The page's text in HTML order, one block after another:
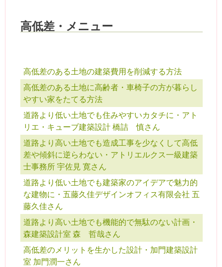
高低差・メニュー
高低差のある土地の建築費用を削減する方法
高低差のある土地に高齢者・車椅子の方が暮らし
やすい家をたてる方法
道路より低い土地でも住みやすいカタチに・アト
リエ・キューブ建築設計 橋詰 慎さん
道路より高い土地でも造成工事を少なくして高低
差や傾斜に逆らわない・アトリエルクス一級建築
士事務所 宇佐見 寛さん
道路より低い土地でも建築家のアイデアで魅力的
な建物に・五藤久佳デザインオフィス有限会社 五
藤久佳さん
道路より高い土地でも機能的で無駄のない計画・
森建築設計室 森 哲哉さん
高低差のメリットを生かした設計・加門建築設計
室 加門潤一さん